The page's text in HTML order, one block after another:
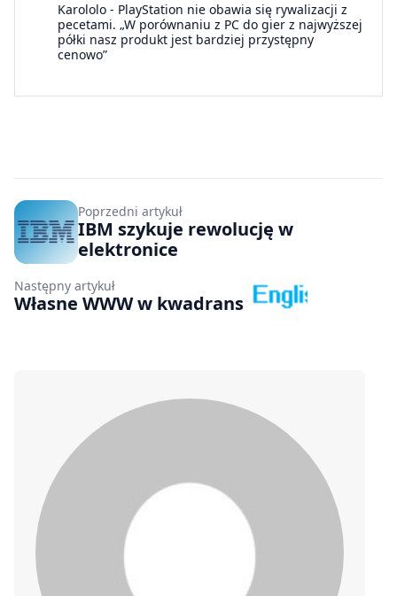
Karololo - PlayStation nie obawia się rywalizacji z
pecetami. „W porównaniu z PC do gier z najwyższej
półki nasz produkt jest bardziej przystępny
cenowo”
Poprzedni artykuł
IBM szykuje rewolucję w
elektronice
Następny artykuł
Własne WWW w kwadrans